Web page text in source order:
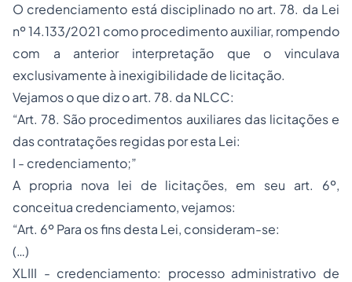
O credenciamento está disciplinado no art. 78. da Lei
nº 14.133/2021 como procedimento auxiliar, rompendo
com a anterior interpretação que o vinculava
exclusivamente à inexigibilidade de licitação.
Vejamos o que diz o art. 78. da NLCC:
“Art. 78. São procedimentos auxiliares das licitações e
das contratações regidas por esta Lei:
I - credenciamento;”
A propria nova lei de licitações, em seu art. 6º,
conceitua credenciamento, vejamos:
“Art. 6º Para os fins desta Lei, consideram-se:
(…)
XLIII - credenciamento: processo administrativo de